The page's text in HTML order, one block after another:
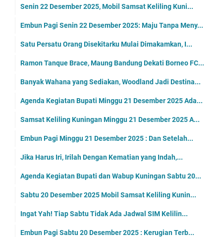
Senin 22 Desember 2025, Mobil Samsat Keliling Kuni...
Embun Pagi Senin 22 Desember 2025: Maju Tanpa Meny...
Satu Persatu Orang Disekitarku Mulai Dimakamkan, I...
Ramon Tanque Brace, Maung Bandung Dekati Borneo FC...
Banyak Wahana yang Sediakan, Woodland Jadi Destina...
Agenda Kegiatan Bupati Minggu 21 Desember 2025 Ada...
Samsat Keliling Kuningan Minggu 21 Desember 2025 A...
Embun Pagi Minggu 21 Desember 2025 : Dan Setelah...
Jika Harus Iri, Irilah Dengan Kematian yang Indah,...
Agenda Kegiatan Bupati dan Wabup Kuningan Sabtu 20...
Sabtu 20 Desember 2025 Mobil Samsat Keliling Kunin...
Ingat Yah! Tiap Sabtu Tidak Ada Jadwal SIM Kelilin...
Embun Pagi Sabtu 20 Desember 2025 : Kerugian Terb...